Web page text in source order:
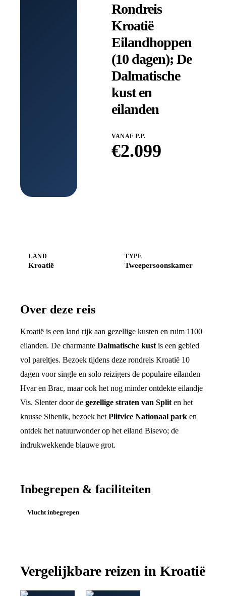
Rondreis
Kroatië
Eilandhoppen
(10 dagen); De
Dalmatische
kust en
eilanden
VANAF P.P.
€2.099
LAND
Kroatië
TYPE
Tweepersoonskamer
Over deze reis
Kroatië is een land rijk aan gezellige kusten en ruim 1100
eilanden. De charmante Dalmatische kustis een gebied
vol pareltjes. Bezoek tijdens deze rondreis Kroatië 10
dagen voor single en solo reizigers de populaire eilanden
Hvar en Brac, maar ook het nog minder ontdekte eilandje
Vis. Slenter door de gezellige straten van Spliten het
knusse Sibenik, bezoek hetPlitvice Nationaal park en
ontdek het natuurwonder op het eiland Bisevo; de
indrukwekkende blauwe grot.
Inbegrepen & faciliteiten
Vlucht inbegrepen
Vergelijkbare reizen in Kroatië